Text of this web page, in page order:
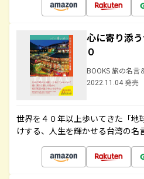
心に寄り添
０
BOOKS 旅の名言
2022.11.04 発売
世界を４０年以上歩いてきた「地
けする、人生を輝かせる台湾の名